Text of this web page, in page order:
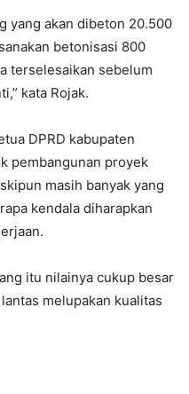
yang akan dibeton 20.500
betonisasi 800
terselesaikan sebelum
kata Rojak.
DPRD kabupaten
pembangunan proyek
masih banyak yang
kendala diharapkan
itu nilainya cukup besar
melupakan kualitas